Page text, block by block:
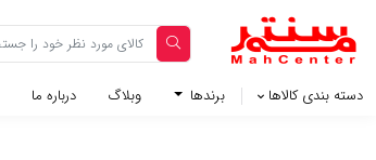
دسته بندی کالاها برندها وبلاگ‌ درباره ما